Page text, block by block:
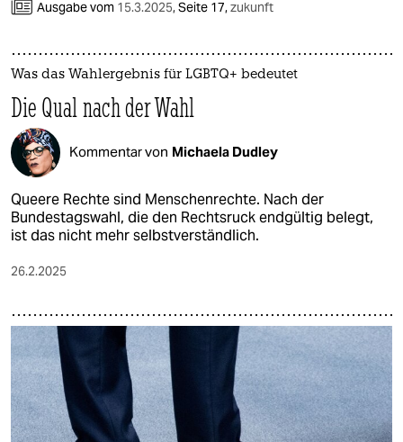
Ausgabe vom 15.3.2025,Seite 17,zukunft
Was das Wahlergebnis für LGBTQ+ bedeutet
Die Qual nach der Wahl
Kommentar von Michaela Dudley
Queere Rechte sind Menschenrechte. Nach der
Bundestagswahl, die den Rechtsruck endgültig belegt,
ist das nicht mehr selbstverständlich.
26.2.2025